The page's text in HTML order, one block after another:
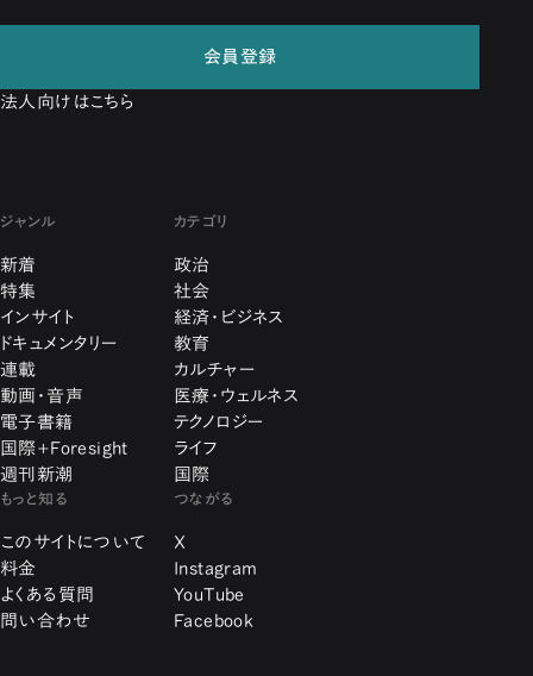
会員登録
法人向けはこちら
ジャンル
新着
特集
インサイト
ドキュメンタリー
連載
動画・音声
電子書籍
国際+Foresight
週刊新潮
カテゴリ
政治
社会
経済・ビジネス
教育
カルチャー
医療・ウェルネス
テクノロジー
ライフ
国際
もっと知る
このサイトについて
料金
よくある質問
問い合わせ
つながる
X
Instagram
YouTube
Facebook